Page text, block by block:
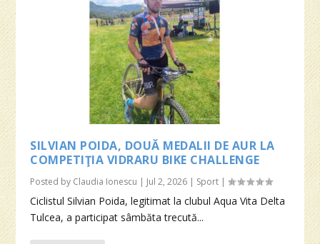
SILVIAN POIDA, DOUĂ MEDALII DE AUR LA
COMPETIŢIA VIDRARU BIKE CHALLENGE
Posted by Claudia Ionescu | Jul 2, 2026 | Sport |
Ciclistul Silvian Poida, legitimat la clubul Aqua Vita Delta
Tulcea, a participat sâmbăta trecută...